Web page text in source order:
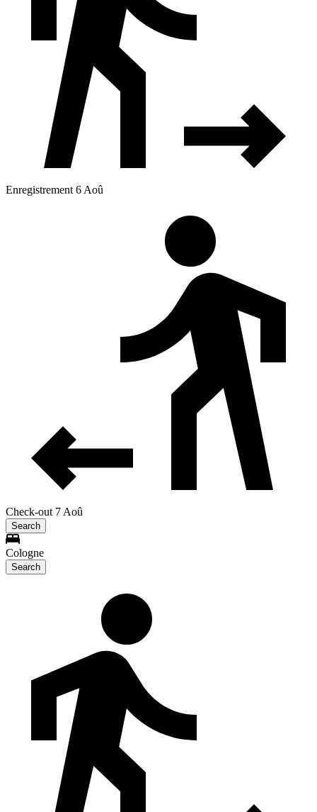
Enregistrement 6 Aoû
Check-out 7 Aoû
Search
Cologne
Search